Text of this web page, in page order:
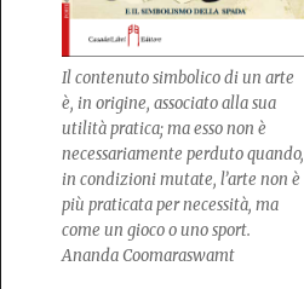
Il contenuto simbolico di un arte
è, in origine, associato alla sua
utilità pratica; ma esso non è
necessariamente perduto quando,
in condizioni mutate, l’arte non è
più praticata per necessità, ma
come un gioco o uno sport.
Ananda Coomaraswamt